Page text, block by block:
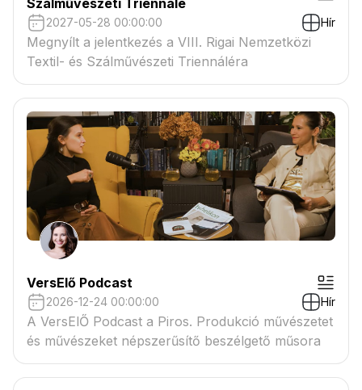
Szálművészeti Triennálé
2027-05-28 00:00:00 Hír
Megnyílt a jelentkezés a VIII. Rigai Nemzetközi
Textil- és Szálművészeti Triennáléra
VersElő Podcast
2026-12-24 00:00:00 Hír
A VersElŐ Podcast a Piros. Produkció művészetet
és művészeket népszerűsítő beszélgető műsora